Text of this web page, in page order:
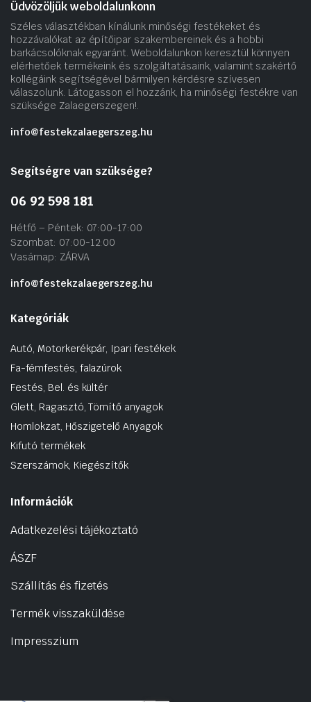
Üdvözöljük weboldalunkonn
Széles választékban kínálunk minőségi festékeket és
hozzávalókat az építőipar szakembereinek és a hobbi
barkácsolóknak egyaránt. Weboldalunkon keresztül könnyen
elérhetőek termékeink és szolgáltatásaink, valamint szakértő
kollégáink segítségével bármilyen kérdésre szívesen
válaszolunk. Látogasson el hozzánk, ha minőségi festékre van
szüksége Zalaegerszegen!.
info@festekzalaegerszeg.hu
Segítségre van szüksége?
06 92 598 181
Hétfő – Péntek: 07:00-17:00
Szombat: 07:00-12:00
Vasárnap: ZÁRVA
info@festekzalaegerszeg.hu
Kategóriák
Autó, Motorkerékpár, Ipari festékek
Fa-fémfestés, falazúrok
Festés, Bel. és kültér
Glett, Ragasztó, Tömítő anyagok
Homlokzat, Hőszigetelő Anyagok
Kifutó termékek
Szerszámok, Kiegészítők
Információk
Adatkezelési tájékoztató
ÁSZF
Szállítás és fizetés
Termék visszaküldése
Impresszium